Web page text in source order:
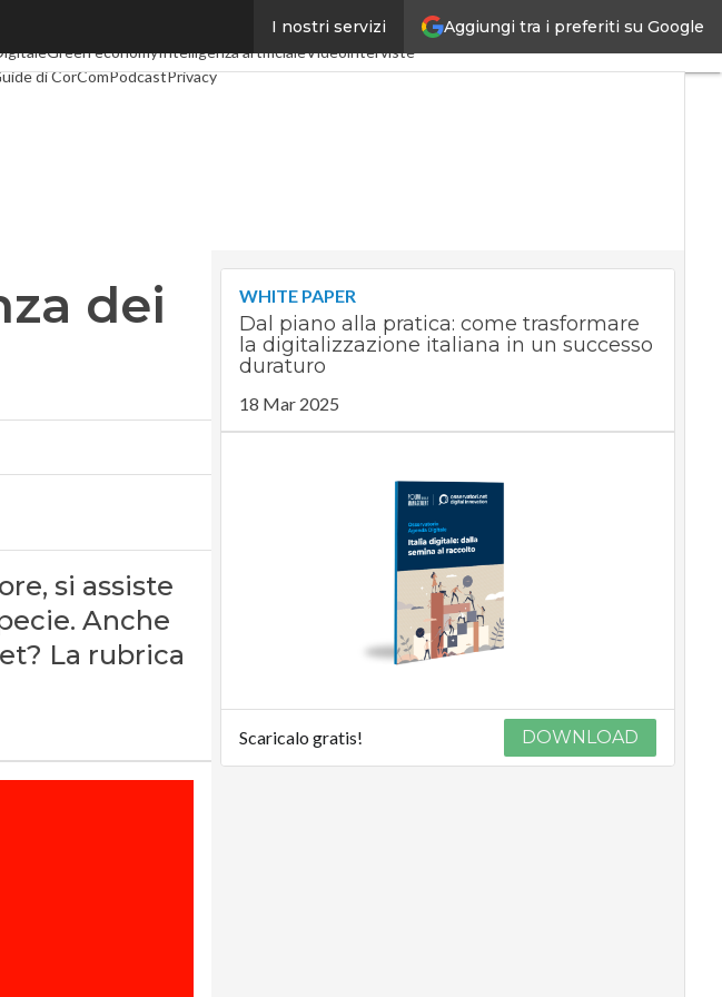
Aggiungi tra i preferiti su Google
I nostri servizi
Industria 4.0SpacEconomy
Green economyIntelligenza artificialeVideointerviste
di CorComPodcastPrivacy
dei
si assiste
Anche
La rubrica
WHITE PAPER
Dal piano alla pratica: come trasformare
la digitalizzazione italiana in un successo
duraturo
18 Mar 2025
Scaricalo gratis! DOWNLOAD